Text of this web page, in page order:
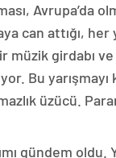
Avrupa’da
can attığı,
müzik girdabı ve
Bu yarışmayı
üzücü.
gündem oldu.